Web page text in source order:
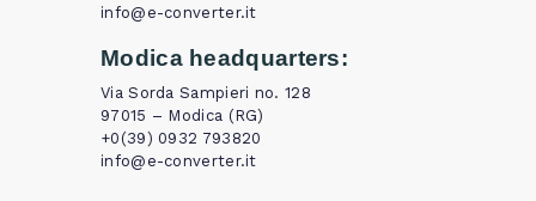
info@e-converter.it
Modica headquarters:
Via Sorda Sampieri no. 128
97015 – Modica (RG)
+0(39) 0932 793820
info@e-converter.it